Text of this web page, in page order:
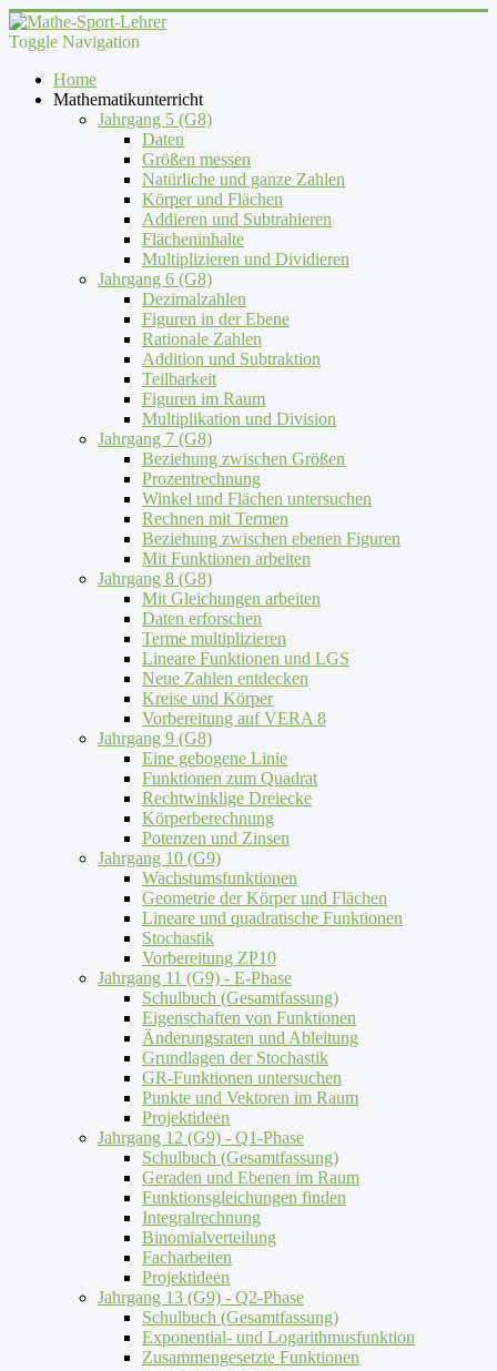
Toggle Navigation
Home
Mathematikunterricht
Jahrgang 5 (G8)
Daten
Größen messen
Natürliche und ganze Zahlen
Körper und Flächen
Addieren und Subtrahieren
Flächeninhalte
Multiplizieren und Dividieren
Jahrgang 6 (G8)
Dezimalzahlen
Figuren in der Ebene
Rationale Zahlen
Addition und Subtraktion
Teilbarkeit
Figuren im Raum
Multiplikation und Division
Jahrgang 7 (G8)
Beziehung zwischen Größen
Prozentrechnung
Winkel und Flächen untersuchen
Rechnen mit Termen
Beziehung zwischen ebenen Figuren
Mit Funktionen arbeiten
Jahrgang 8 (G8)
Mit Gleichungen arbeiten
Daten erforschen
Terme multiplizieren
Lineare Funktionen und LGS
Neue Zahlen entdecken
Kreise und Körper
Vorbereitung auf VERA 8
Jahrgang 9 (G8)
Eine gebogene Linie
Funktionen zum Quadrat
Rechtwinklige Dreiecke
Körperberechnung
Potenzen und Zinsen
Jahrgang 10 (G9)
Wachstumsfunktionen
Geometrie der Körper und Flächen
Lineare und quadratische Funktionen
Stochastik
Vorbereitung ZP10
Jahrgang 11 (G9) - E-Phase
Schulbuch (Gesamtfassung)
Eigenschaften von Funktionen
Änderungsraten und Ableitung
Grundlagen der Stochastik
GR-Funktionen untersuchen
Punkte und Vektoren im Raum
Projektideen
Jahrgang 12 (G9) - Q1-Phase
Schulbuch (Gesamtfassung)
Geraden und Ebenen im Raum
Funktionsgleichungen finden
Integralrechnung
Binomialverteilung
Facharbeiten
Projektideen
Jahrgang 13 (G9) - Q2-Phase
Schulbuch (Gesamtfassung)
Exponential- und Logarithmusfunktion
Zusammengesetzte Funktionen